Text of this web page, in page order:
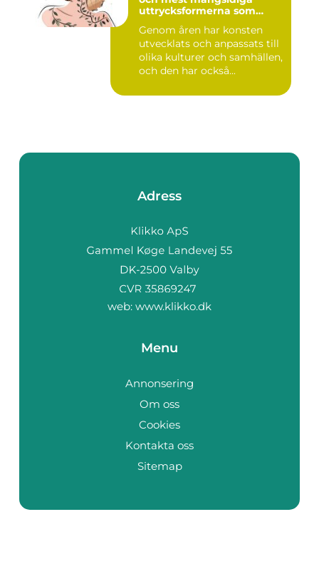
uttrycksformerna som
Genom åren har konsten
utvecklats och anpassats till
olika kulturer och samhällen,
och den har också...
Adress
web: www.klikko.dk
Menu
Annonsering
Om oss
Cookies
Kontakta oss
Sitemap